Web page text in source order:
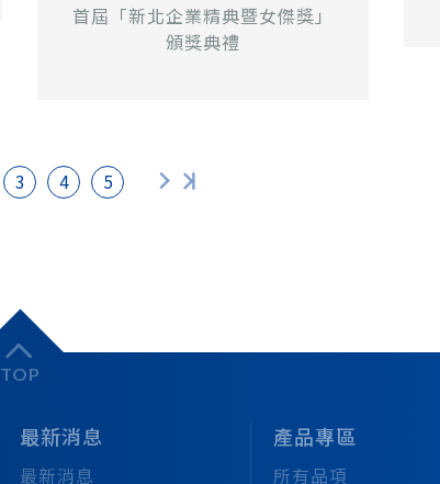
首屆「新北企業精典暨女傑獎」
頒獎典禮
3 4 5
最新消息
最新消息
產品專區
所有品項
TOP